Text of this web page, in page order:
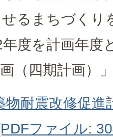
るまちづくり
度を計画年度
（四期計画）
物耐震改修促
ファイル: